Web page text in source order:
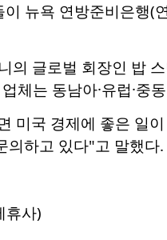
뉴욕 연방준비은행
의 글로벌 회장인 밥
체는 동남아·유럽·
미국 경제에 좋은 일
의하고 있다"고 말했다.
휴사)